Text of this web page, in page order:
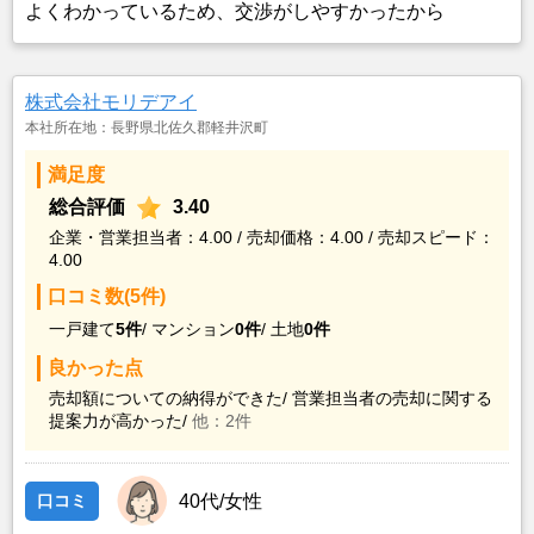
よくわかっているため、交渉がしやすかったから
株式会社モリデアイ
本社所在地：長野県北佐久郡軽井沢町
満足度
総合評価
3.40
企業・営業担当者：4.00 / 売却価格：4.00 / 売却スピード：
4.00
口コミ数(5件)
一戸建て5件/ マンション0件/ 土地0件
良かった点
売却額についての納得ができた/ 営業担当者の売却に関する
提案力が高かった/ 他：2件
口コミ 40代/女性